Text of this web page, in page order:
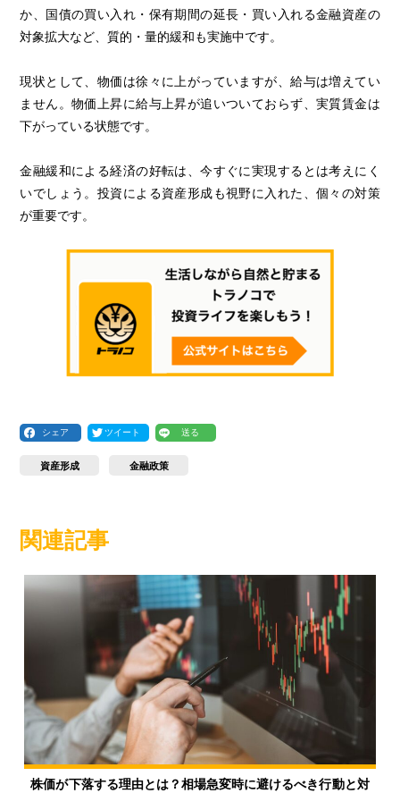
か、国債の買い入れ・保有期間の延長・買い入れる金融資産の
対象拡大など、質的・量的緩和も実施中です。
現状として、物価は徐々に上がっていますが、給与は増えてい
ません。物価上昇に給与上昇が追いついておらず、実質賃金は
下がっている状態です。
金融緩和による経済の好転は、今すぐに実現するとは考えにく
いでしょう。投資による資産形成も視野に入れた、個々の対策
が重要です。
シェア ツイート 送る
資産形成 金融政策
関連記事
株価が下落する理由とは？相場急変時に避けるべき行動と対